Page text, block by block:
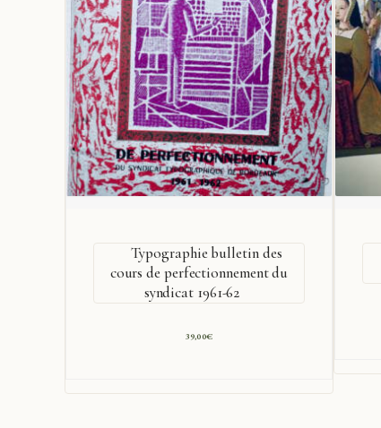
Typographie bulletin des
cours de perfectionnement du
syndicat 1961-62
39,00€